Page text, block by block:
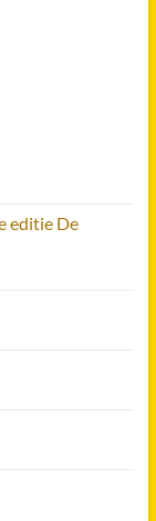
editie De